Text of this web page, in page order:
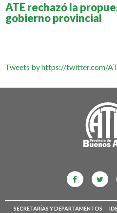
ATE rechazó la
gobierno provincial
Tweets by https://twitter.com/
SECRETARÍAS Y DEPARTAMENTOS